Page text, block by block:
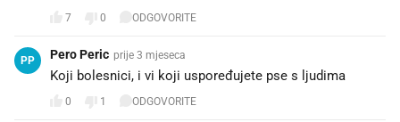
7 0 ODGOVORITE
PP Pero Peric prije 3 mjeseca
Koji bolesnici, i vi koji uspoređujete pse s ljudima
0 1 ODGOVORITE